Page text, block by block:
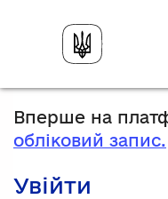
Вперше на
обліковий запис.
Увійти